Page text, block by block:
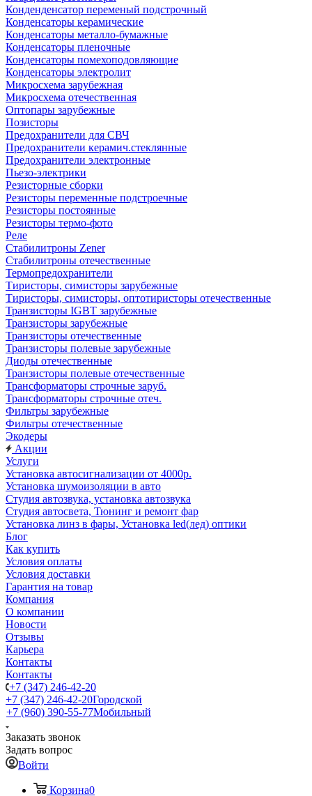
Конденденсатор переменый подстрочный
Конденсаторы керамические
Конденсаторы металло-бумажные
Конденсаторы пленочные
Конденсаторы помехоподовляющие
Конденсаторы электролит
Микросхема зарубежная
Микросхема отечественная
Оптопары зарубежные
Позисторы
Предохранители для СВЧ
Предохранители керамич.стеклянные
Предохранители электронные
Пьезо-электрики
Резисторные сборки
Резисторы переменные подстроечные
Резисторы постоянные
Резисторы термо-фото
Реле
Стабилитроны Zener
Стабилитроны отечественные
Термопредохранители
Тиристоры, симисторы зарубежные
Тиристоры, симисторы, оптотиристоры отечественные
Транзисторы IGBT зарубежные
Транзисторы зарубежные
Транзисторы отечественные
Транзисторы полевые зарубежные
Диоды отечественные
Транзисторы полевые отечественные
Трансформаторы строчные заруб.
Трансформаторы строчные отеч.
Фильтры зарубежные
Фильтры отечественные
Экодеры
Акции
Услуги
Установка автосигнализации от 4000р.
Установка шумоизоляции в авто
Студия автозвука, установка автозвука
Студия автосвета, Тюнинг и ремонт фар
Установка линз в фары, Установка led(лед) оптики
Блог
Как купить
Условия оплаты
Условия доставки
Гарантия на товар
Компания
О компании
Новости
Отзывы
Карьера
Контакты
Контакты
+7 (347) 246-42-20
+7 (347) 246-42-20Городской
+7 (960) 390-55-77Мобильный
Заказать звонок
Задать вопрос
Войти
Корзина0